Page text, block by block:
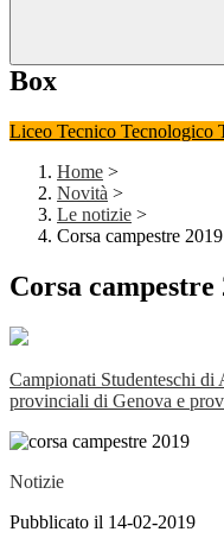
Box
Liceo Tecnico Tecnologico
Home >
Novità >
Le notizie >
Corsa campestre 2019
Corsa campestre
Campionati Studenteschi di
provinciali di Genova e
Notizie
Pubblicato il 14-02-2019